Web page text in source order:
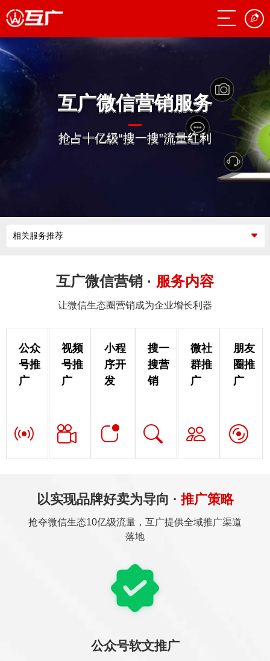
互广微信营销服务
抢占十亿级“搜一搜”流量红利
相关服务推荐
互广微信营销 · 服务内容
让微信生态圈营销成为企业增长利器
公众
号推
广
视频
号推
广
小程
序开
发
搜一
搜营
销
微社
群推
广
朋友
圈推
广
以实现品牌好卖为导向 · 推广策略
抢夺微信生态10亿级流量，互广提供全域推广渠道
落地
公众号软文推广